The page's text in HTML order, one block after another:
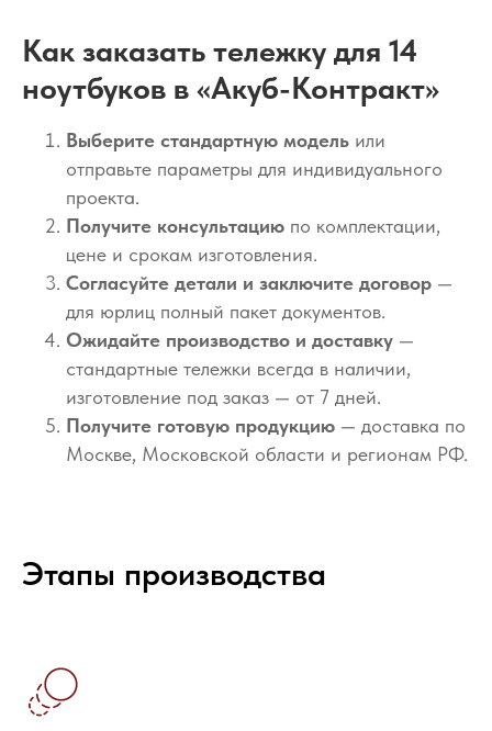
Как заказать тележку для 14
ноутбуков в «Акуб-Контракт»
Выберите стандартную модель или
отправьте параметры для индивидуального
проекта.
Получите консультацию по комплектации,
цене и срокам изготовления.
Согласуйте детали и заключите договор —
для юрлиц полный пакет документов.
Ожидайте производство и доставку —
стандартные тележки всегда в наличии,
изготовление под заказ — от 7 дней.
Получите готовую продукцию — доставка по
Москве, Московской области и регионам РФ.
Этапы производства